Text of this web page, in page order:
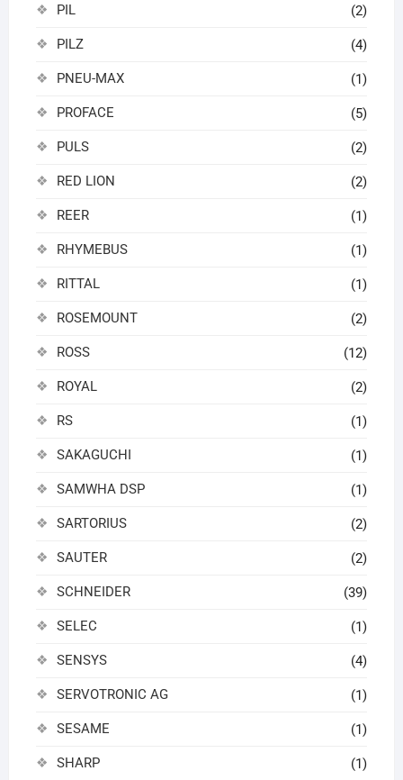
PIL (2)
PILZ (4)
PNEU-MAX (1)
PROFACE (5)
PULS (2)
RED LION (2)
REER (1)
RHYMEBUS (1)
RITTAL (1)
ROSEMOUNT (2)
ROSS (12)
ROYAL (2)
RS (1)
SAKAGUCHI (1)
SAMWHA DSP (1)
SARTORIUS (2)
SAUTER (2)
SCHNEIDER (39)
SELEC (1)
SENSYS (4)
SERVOTRONIC AG (1)
SESAME (1)
SHARP (1)